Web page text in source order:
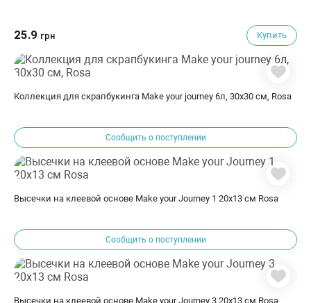
25.9 грн Купить
Коллекция для скрапбукинга Make your journey 6л, 30х30 см, Rosa
Сообщить о поступлении
Высечки на клеевой основе Make your Journey 1 20х13 см Rosa
Сообщить о поступлении
Высечки на клеевой основе Make your Journey 3 20х13 см Rosa